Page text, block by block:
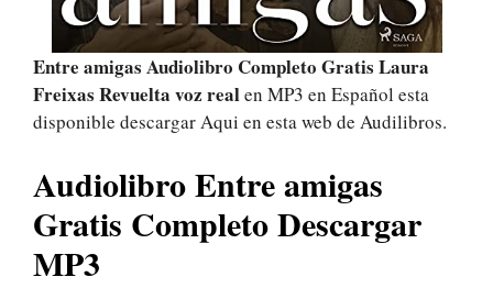
Entre amigas Audiolibro Completo Gratis Laura
Freixas Revuelta voz realen MP3 en Español esta
disponible descargar Aqui en esta web de Audilibros.
Audiolibro Entre amigas
Gratis Completo Descargar
MP3